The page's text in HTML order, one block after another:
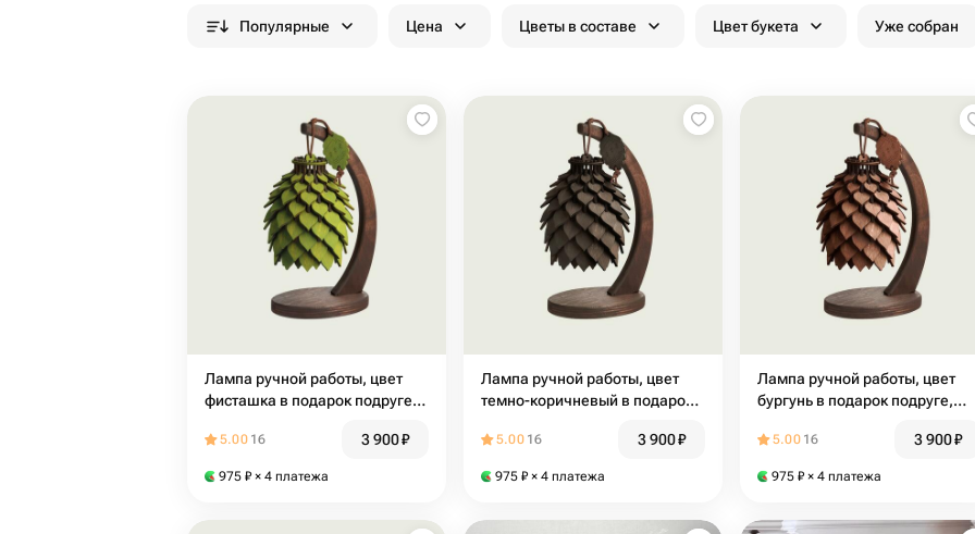
Популярные Цена Цветы в составе Цвет букета Уже собран
Лампа ручной работы, цвет
фисташка в подарок подруге,
сестре на новый год
5.00 16 3 900₽
975 ₽ × 4 платежа
Лампа ручной работы, цвет
темно-коричневый в подарок
партнеру, маме, сестре на
5.00 16 3 900₽
975 ₽ × 4 платежа
Лампа ручной работы, цвет
бургунь в подарок подруге,
5.00 16 3 900₽
975 ₽ × 4 платежа